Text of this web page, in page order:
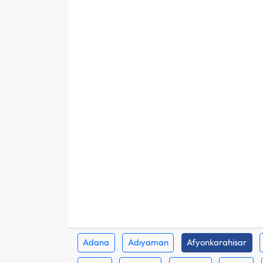
Adana Adıyaman Afyonkarahisar